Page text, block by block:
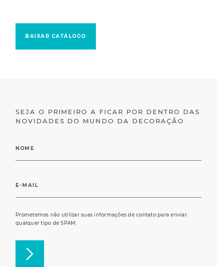
BAIXAR CATÁLOGO
SEJA O PRIMEIRO A FICAR POR DENTRO DAS
NOVIDADES DO MUNDO DA DECORAÇÃO
Prometemos não utilizar suas informações de contato para enviar
qualquer tipo de SPAM.